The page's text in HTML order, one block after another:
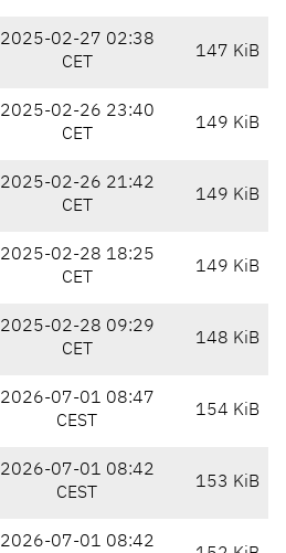
2025-02-27 02:38
CET
147 KiB
2025-02-26 23:40
CET
149 KiB
2025-02-26 21:42
CET
149 KiB
2025-02-28 18:25
CET
149 KiB
2025-02-28 09:29
CET
148 KiB
2026-07-01 08:47
CEST
154 KiB
2026-07-01 08:42
CEST
153 KiB
2026-07-01 08:42